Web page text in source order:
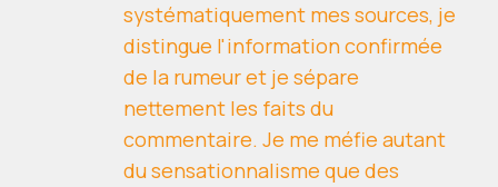
systématiquement mes sources, je
distingue l'information confirmée
de la rumeur et je sépare
nettement les faits du
commentaire. Je me méfie autant
du sensationnalisme que des